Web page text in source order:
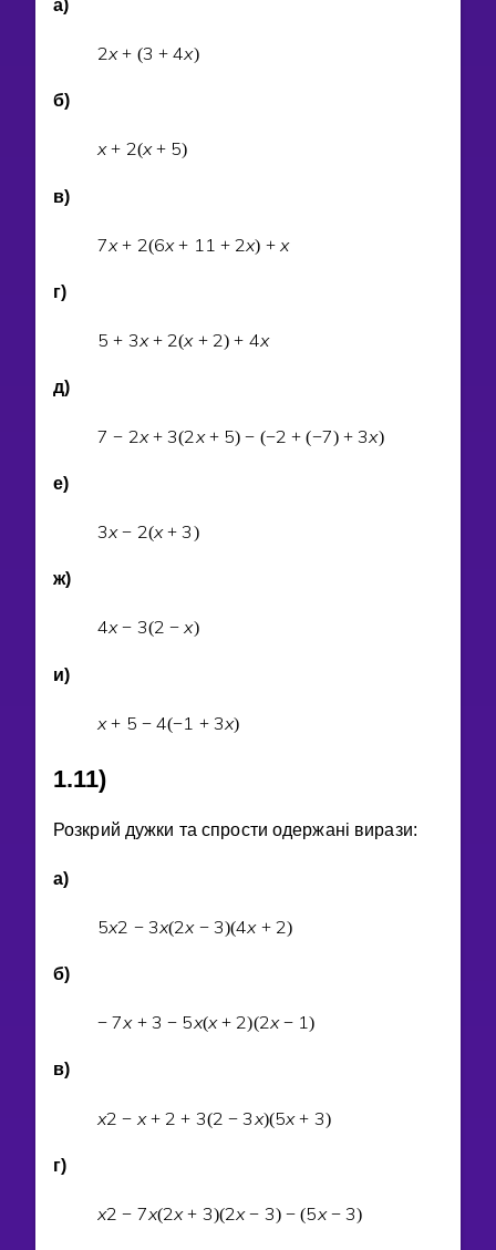
а)
2x + (3 + 4x)
б)
x + 2(x + 5)
в)
7x + 2(6x + 1 1 + 2x) + x
г)
5 + 3x + 2(x + 2) + 4x
д)
7 − 2x + 3(2 x + 5) − (−2 + (−7) + 3x)
е)
3x − 2(x + 3)
ж)
4x − 3(2 − x)
и)
x + 5 − 4(−1 + 3x)
1.11)
Розкрий дужки та спрости одержанi вирази:
а)
5x2 − 3x(2x − 3)(4x + 2)
б)
− 7x + 3 − 5x(x + 2)(2x − 1)
в)
x2 − x + 2 + 3(2 − 3 x)(5x + 3)
г)
x2 − 7x(2x + 3)(2x − 3) − (5x − 3)